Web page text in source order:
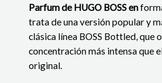
Parfum de HUGO BOSS en
trata de una versión popular y
clásica línea BOSS Bottled, que
concentración más intensa que
original.